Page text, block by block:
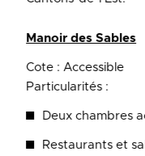
Manoir des Sables
Cote : Accessible
Particularités :
Deux chambres
Restaurants et